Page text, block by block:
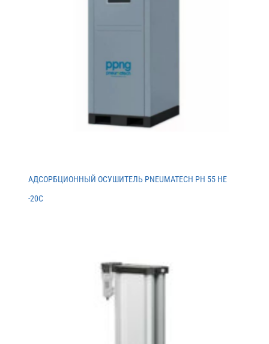
АДСОРБЦИОННЫЙ ОСУШИТЕЛЬ PNEUMATECH PH 55 HE
-20C